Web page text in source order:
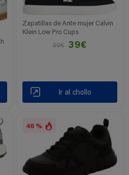
Zapatillas de Ante mujer Calvin
Klein Low Pro Cups
99€
39€
Ir al chollo
46 %